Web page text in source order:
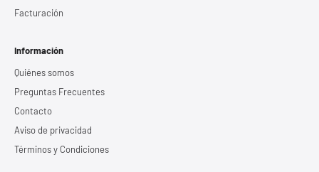
Facturación
Información
Quiénes somos
Preguntas Frecuentes
Contacto
Aviso de privacidad
Términos y Condiciones